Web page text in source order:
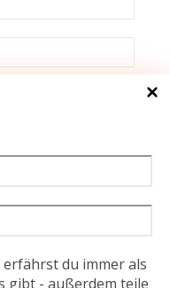
du immer als
gibt - außerdem teile
Neues gibt -
eine oder
.